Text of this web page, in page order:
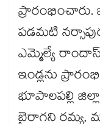
పడమటి
ఎమ్మెల్యే
ఇండ్లను
భూపాలపల్లి
బైరాగని రమ్య,